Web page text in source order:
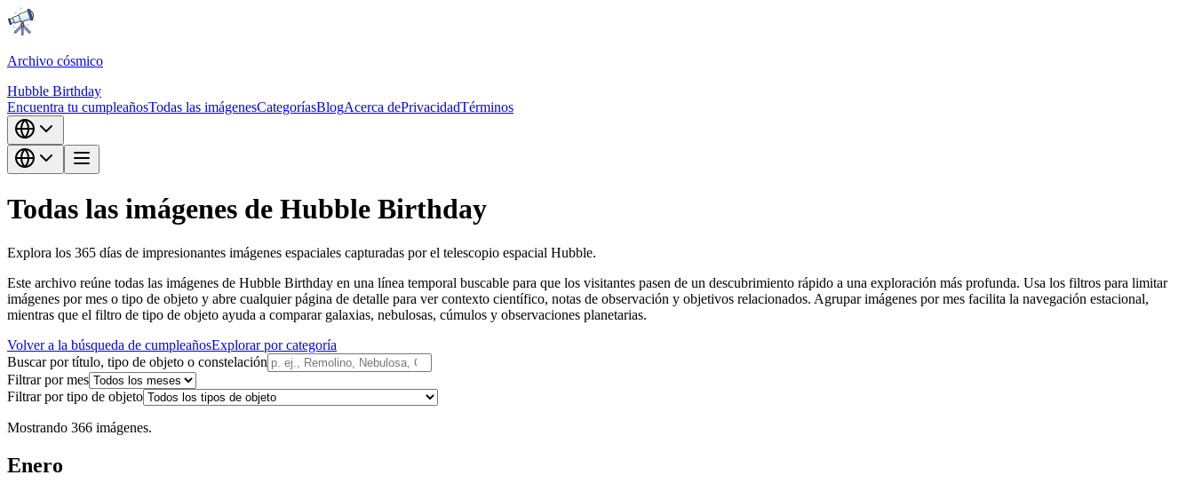
Archivo cósmico
Hubble Birthday
Encuentra tu cumpleañosTodas las imágenesCategoríasBlogAcerca dePrivacidadTérminos
Todas las imágenes de Hubble Birthday
Explora los 365 días de impresionantes imágenes espaciales capturadas por el telescopio espacial Hubble.
Este archivo reúne todas las imágenes de Hubble Birthday en una línea temporal buscable para que los visitantes pasen de un descubrimiento rápido a una exploración más profunda. Usa los filtros para limitar
imágenes por mes o tipo de objeto y abre cualquier página de detalle para ver contexto científico, notas de observación y objetivos relacionados. Agrupar imágenes por mes facilita la navegación estacional,
mientras que el filtro de tipo de objeto ayuda a comparar galaxias, nebulosas, cúmulos y observaciones planetarias.
Volver a la búsqueda de cumpleañosExplorar por categoría
Buscar por título, tipo de objeto o constelación
Filtrar por mes
Filtrar por tipo de objeto
Mostrando 366 imágenes.
Enero